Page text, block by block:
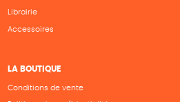
Librairie
Accessoires
LA BOUTIQUE
Conditions de vente